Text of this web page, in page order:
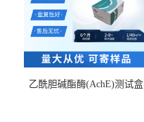
乙酰胆碱酯酶(AchE)测试盒